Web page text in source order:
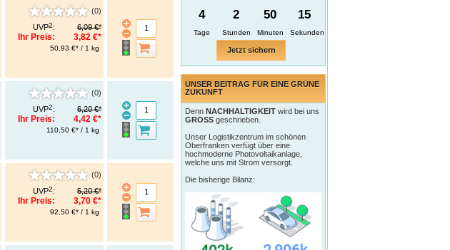
(0)
UVP2: 6,09 €*
Ihr Preis: 3,82 €*
50,93 €* / 1 kg
(0)
UVP2: 6,20 €*
Ihr Preis: 4,42 €*
110,50 €* / 1 kg
(0)
UVP2: 5,20 €*
Ihr Preis: 3,70 €*
92,50 €* / 1 kg
4
Tage
2 50 14
Jetzt sichern
UNSER BEITRAG FÜR EINE GRÜNE
ZUKUNFT
DennNACHHALTIGKEIT wird bei uns
GROSS geschrieben.
Unser Logistikzentrum im schönen
Oberfranken verfügt über eine
hochmoderne Photovoltaikanlage,
welche uns mit Strom versorgt.
Die bisherige Bilanz: